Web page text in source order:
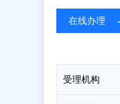
在线办理
受理机构